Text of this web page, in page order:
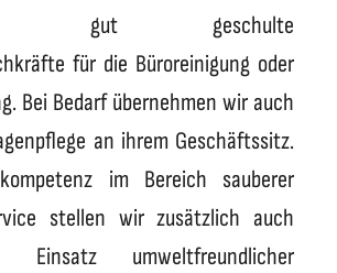
gut geschulte
für die Büroreinigung oder
Bei Bedarf übernehmen wir auch
an ihrem Geschäftssitz.
im Bereich sauberer
stellen wir zusätzlich auch
umweltfreundlicher